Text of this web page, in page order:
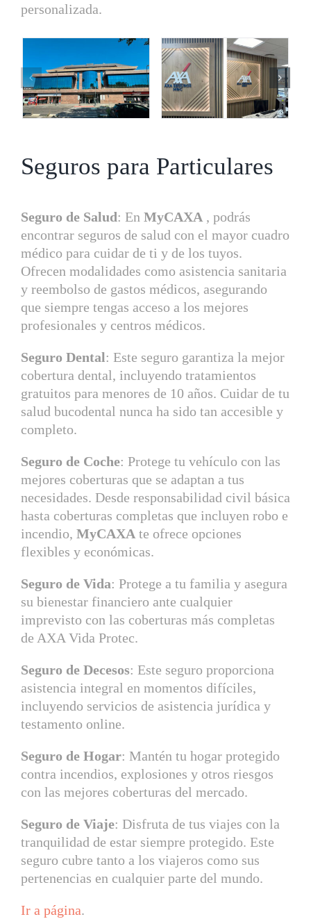
personalizada.
Seguros para Particulares
Seguro de Salud: En MyCAXA , podrás
encontrar seguros de salud con el mayor cuadro
médico para cuidar de ti y de los tuyos.
Ofrecen modalidades como asistencia sanitaria
y reembolso de gastos médicos, asegurando
que siempre tengas acceso a los mejores
profesionales y centros médicos.
Seguro Dental: Este seguro garantiza la mejor
cobertura dental, incluyendo tratamientos
gratuitos para menores de 10 años. Cuidar de tu
salud bucodental nunca ha sido tan accesible y
completo.
Seguro de Coche: Protege tu vehículo con las
mejores coberturas que se adaptan a tus
necesidades. Desde responsabilidad civil básica
hasta coberturas completas que incluyen robo e
incendio, MyCAXA te ofrece opciones
flexibles y económicas.
Seguro de Vida: Protege a tu familia y asegura
su bienestar financiero ante cualquier
imprevisto con las coberturas más completas
de AXA Vida Protec.
Seguro de Decesos: Este seguro proporciona
asistencia integral en momentos difíciles,
incluyendo servicios de asistencia jurídica y
testamento online.
Seguro de Hogar: Mantén tu hogar protegido
contra incendios, explosiones y otros riesgos
con las mejores coberturas del mercado.
Seguro de Viaje: Disfruta de tus viajes con la
tranquilidad de estar siempre protegido. Este
seguro cubre tanto a los viajeros como sus
pertenencias en cualquier parte del mundo.
Ir a página.